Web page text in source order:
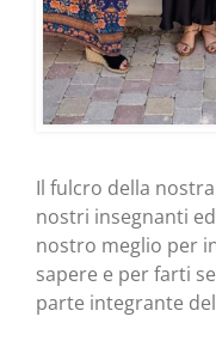
Il fulcro della
nostri insegnanti
nostro meglio per
sapere e per farti
parte integrante